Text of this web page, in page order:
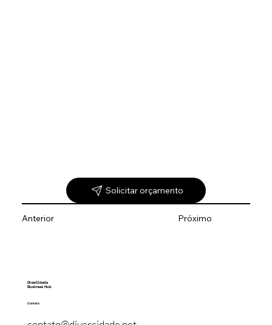
Solicitar orçamento
Próximo
Anterior
DiverCidade
Business Hub
Contato